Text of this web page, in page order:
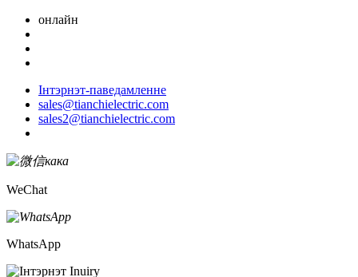
онлайн
Інтэрнэт-паведамленне
sales@tianchielectric.com
sales2@tianchielectric.com
WeChat
WhatsApp